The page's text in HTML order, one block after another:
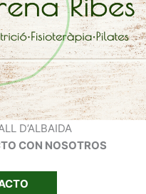
D’ALBAIDA
CON NOSOTROS